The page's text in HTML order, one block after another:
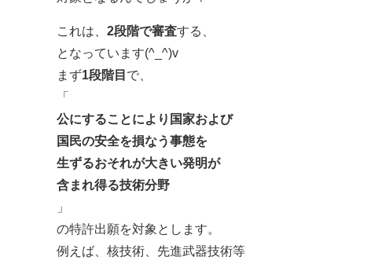
これは、 2段階で審査する、
となっています(^_^)v
まず1段階目 で、
「
公にすることにより国家および
国民の安全を損なう事態を
生ずるおそれが大きい発明が
含まれ得る技術分野
」
の特許出願を対象とします。
例えば、核技術、先進武器技術等